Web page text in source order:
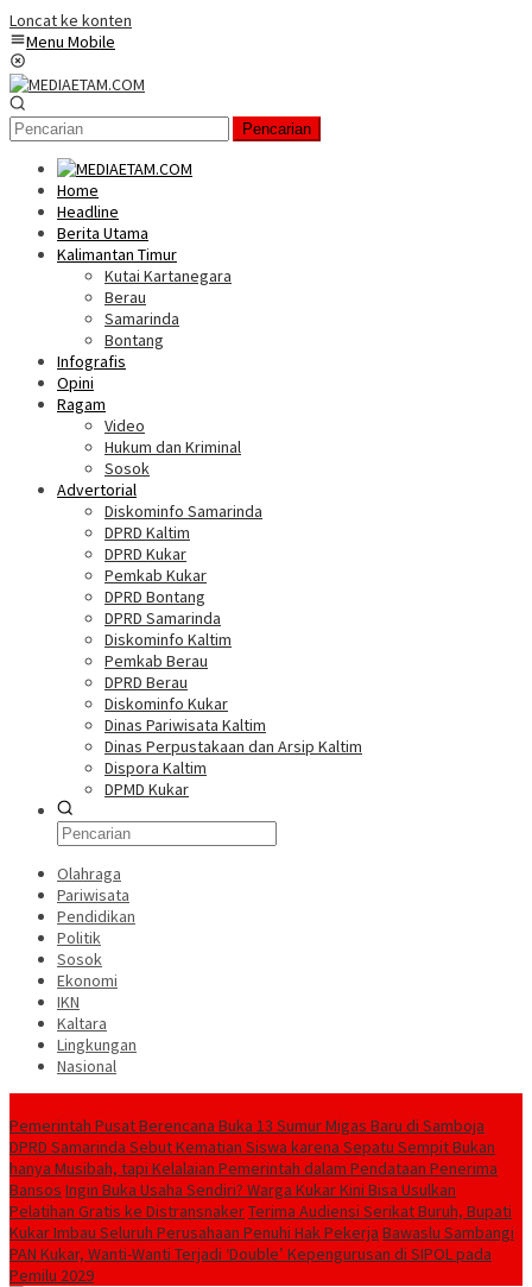
Loncat ke konten
Menu Mobile
Pencarian
Home
Headline
Berita Utama
Kalimantan Timur
Kutai Kartanegara
Berau
Samarinda
Bontang
Infografis
Opini
Ragam
Video
Hukum dan Kriminal
Sosok
Advertorial
Diskominfo Samarinda
DPRD Kaltim
DPRD Kukar
Pemkab Kukar
DPRD Bontang
DPRD Samarinda
Diskominfo Kaltim
Pemkab Berau
DPRD Berau
Diskominfo Kukar
Dinas Pariwisata Kaltim
Dinas Perpustakaan dan Arsip Kaltim
Dispora Kaltim
DPMD Kukar
Olahraga
Pariwisata
Pendidikan
Politik
Sosok
Ekonomi
IKN
Kaltara
Lingkungan
Nasional
Pemerintah Pusat Berencana Buka 13 Sumur Migas Baru di Samboja
DPRD Samarinda Sebut Kematian Siswa karena Sepatu Sempit Bukan
hanya Musibah, tapi Kelalaian Pemerintah dalam Pendataan Penerima
Bansos Ingin Buka Usaha Sendiri? Warga Kukar Kini Bisa Usulkan
Pelatihan Gratis ke DistransnakerTerima Audiensi Serikat Buruh, Bupati
Kukar Imbau Seluruh Perusahaan Penuhi Hak Pekerja Bawaslu Sambangi
PAN Kukar, Wanti-Wanti Terjadi ‘Double’ Kepengurusan di SIPOL pada
Pemilu 2029